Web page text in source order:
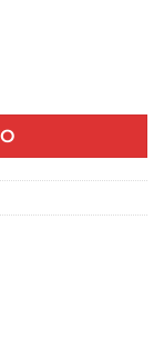
OZ VIPAL